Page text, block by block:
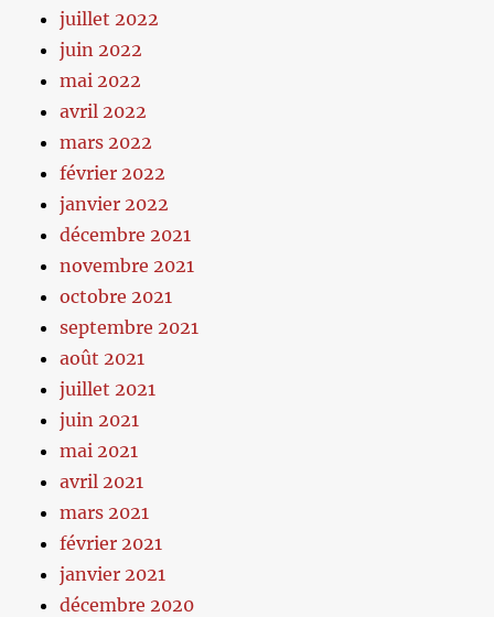
juillet 2022
juin 2022
mai 2022
avril 2022
mars 2022
février 2022
janvier 2022
décembre 2021
novembre 2021
octobre 2021
septembre 2021
août 2021
juillet 2021
juin 2021
mai 2021
avril 2021
mars 2021
février 2021
janvier 2021
décembre 2020